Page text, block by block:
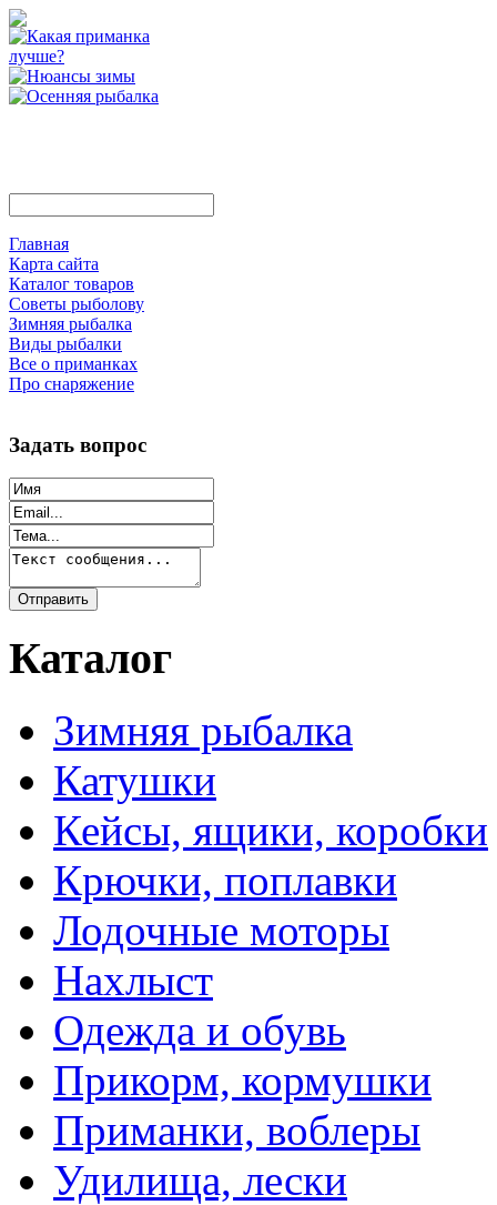
Главная
Карта сайта
Каталог товаров
Советы рыболову
Зимняя рыбалка
Виды рыбалки
Все о приманках
Про снаряжение
Задать вопрос
Каталог
Зимняя рыбалка
Катушки
Кейсы, ящики, коробки
Крючки, поплавки
Лодочные моторы
Нахлыст
Одежда и обувь
Прикорм, кормушки
Приманки, воблеры
Удилища, лески